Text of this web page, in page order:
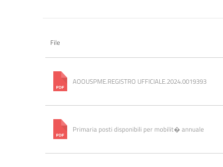
File
AOOUSPME.REGISTRO UFFICIALE.2024.0019393
Primaria posti disponibili per mobilit� annuale